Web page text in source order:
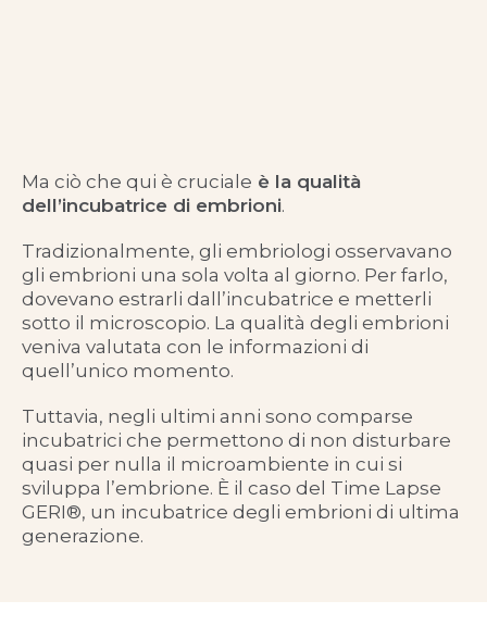
Ma ciò che qui è cruciale è la qualità
dell’incubatrice di embrioni.
Tradizionalmente, gli embriologi osservavano
gli embrioni una sola volta al giorno. Per farlo,
dovevano estrarli dall’incubatrice e metterli
sotto il microscopio. La qualità degli embrioni
veniva valutata con le informazioni di
quell’unico momento.
Tuttavia, negli ultimi anni sono comparse
incubatrici che permettono di non disturbare
quasi per nulla il microambiente in cui si
sviluppa l’embrione. È il caso del Time Lapse
GERI®, un incubatrice degli embrioni di ultima
generazione.